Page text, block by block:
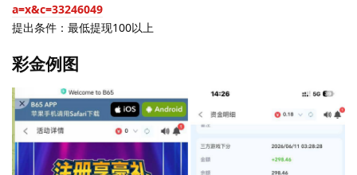
a=x&c=33246049
提出条件：最低提现100以上
彩金例图